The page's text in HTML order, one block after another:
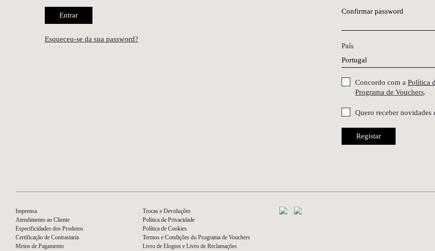
Entrar
Esqueceu-se da sua password?
Confirmar password
País
Concordo com a Política
Programa de Vouchers.
Quero receber novidades
Registar
Imprensa
Atendimento ao Cliente
Especificidades dos Produtos
Certificação de Contrastaria
Meios de Pagamento
Trocas e Devoluções
Política de Privacidade
Política de Cookies
Termos e Condições do Programa de Vouchers
Livro de Elogios e Livro de Reclamações